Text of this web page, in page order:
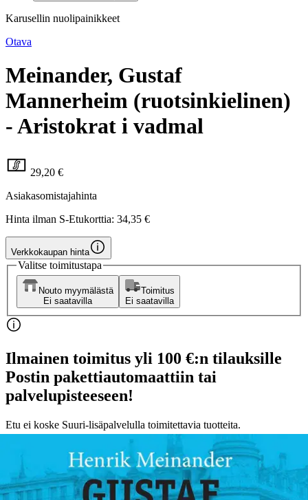
Karusellin nuolipainikkeet
Otava
Meinander, Gustaf
Mannerheim (ruotsinkielinen)
- Aristokrat i vadmal
29,20 €
Asiakasomistajahinta
Hinta ilman S-Etukorttia: 34,35 €
Verkkokaupan hinta
Valitse toimitustapa
Nouto myymälästä
Ei saatavilla
Toimitus
Ei saatavilla
Ilmainen toimitus yli 100 €:n tilauksille
Postin pakettiautomaattiin tai
palvelupisteeseen!
Etu ei koske Suuri‑lisäpalvelulla toimitettavia tuotteita.
Tarkista myymäläsaatavuus